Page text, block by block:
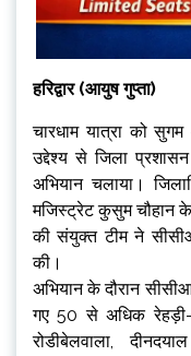
हरिद्वार (आयुष गुप्ता)
चारधाम यात्रा को
उद्देश्य से जिला
अभियान चलाया।
मजिस्ट्रेट कुसुम चौहान
की संयुक्त टीम ने
की।
अभियान के दौरान
गए 50 से अधिक
रोडीबेलवाला,